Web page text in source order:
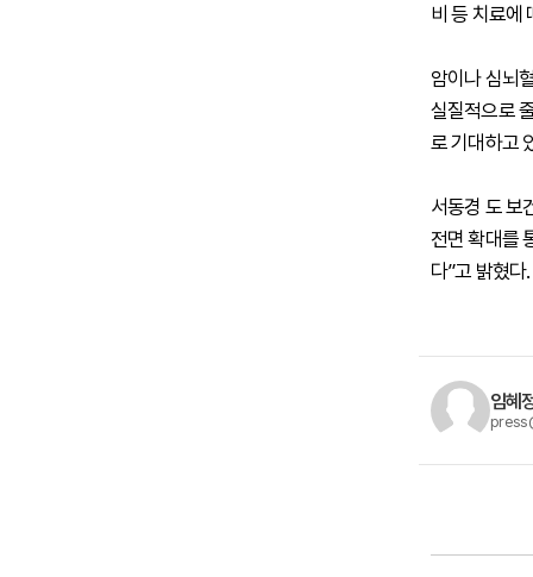
비 등 치료에
암이나 심뇌
실질적으로
로 기대하고
서동경 도 보
전면 확대를
다”고 밝혔다.
임혜